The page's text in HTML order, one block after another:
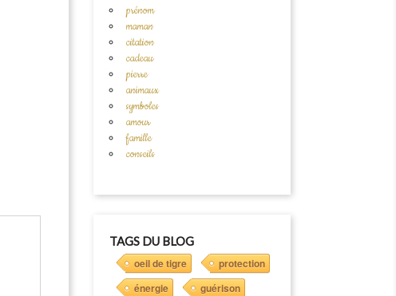
prénom
maman
citation
cadeau
pierre
animaux
symboles
amour
famille
conseils
TAGS DU BLOG
oeil de tigre
protection
énergie
guérison